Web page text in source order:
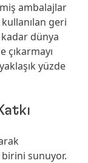
ambalajlar
geri
dünya
çıkarmayı
yüzde
sunuyor.